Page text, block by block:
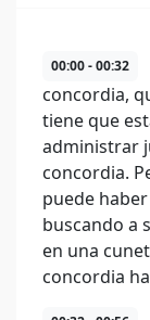
00:00 - 00:32
concordia,
tiene que
administrar
concordia.
puede
buscando a
en una
concordia